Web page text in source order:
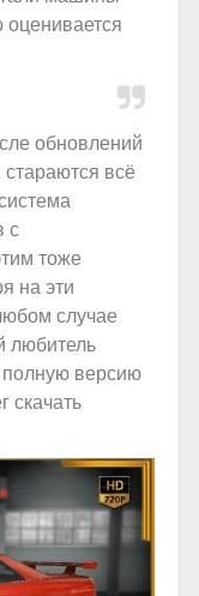
обновлений
всё
с
тоже
на эти
случае
любитель
версию
скачать